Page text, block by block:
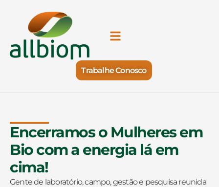
Trabalhe Conosco
Encerramos o Mulheres em
Bio com a energia lá em
cima!
Gente de laboratório, campo, gestão e pesquisa reunida